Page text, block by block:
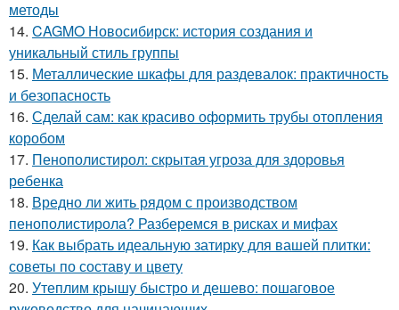
методы
14. CAGMO Новосибирск: история создания и
уникальный стиль группы
15. Металлические шкафы для раздевалок: практичность
и безопасность
16. Сделай сам: как красиво оформить трубы отопления
коробом
17. Пенополистирол: скрытая угроза для здоровья
ребенка
18. Вредно ли жить рядом с производством
пенополистирола? Разберемся в рисках и мифах
19. Как выбрать идеальную затирку для вашей плитки:
советы по составу и цвету
20. Утеплим крышу быстро и дешево: пошаговое